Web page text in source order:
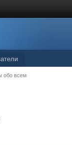
обо всем